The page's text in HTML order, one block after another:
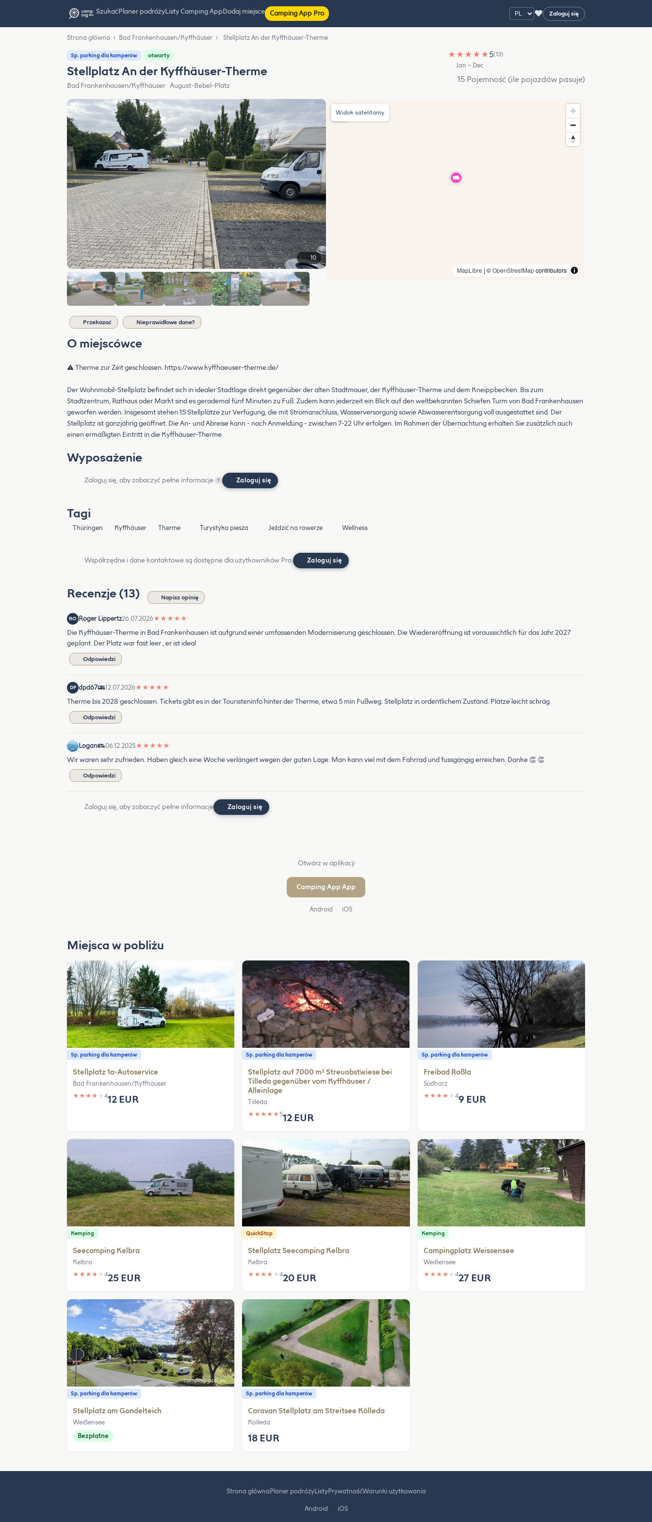
SzukaćPlaner podróżyListy Camping AppDodaj miejsce Camping App Pro ♥ Zaloguj się
Strona główna › Bad Frankenhausen/Kyffhäuser › Stellplatz An der Kyffhäuser-Therme
Sp. parking dla kamperów otwarty
Stellplatz An der Kyffhäuser-Therme
Bad Frankenhausen/Kyffhäuser · August-Bebel-Platz
★ ★ ★ ★ ★5(13)
Jan – Dec
15 Pojemność (ile pojazdów pasuje)
10
MapLibre | ©OpenStreetMapcontributors
Widok satelitarny
Przekazać Nieprawidłowe dane?
O miejscówce
⚠️ Therme zur Zeit geschlossen. https://www.kyffhaeuser-therme.de/
Der Wohnmobil-Stellplatz befindet sich in idealer Stadtlage direkt gegenüber der alten Stadtmauer, der Kyffhäuser-Therme und dem Kneippbecken. Bis zum
Stadtzentrum, Rathaus oder Markt sind es gerademal fünf Minuten zu Fuß. Zudem kann jederzeit ein Blick auf den weltbekannten Schiefen Turm von Bad Frankenhausen
geworfen werden. Insgesamt stehen 15 Stellplätze zur Verfügung, die mit Stromanschluss, Wasserversorgung sowie Abwasserentsorgung voll ausgestattet sind. Der
Stellplatz ist ganzjährig geöffnet. Die An- und Abreise kann - nach Anmeldung - zwischen 7-22 Uhr erfolgen. Im Rahmen der Übernachtung erhalten Sie zusätzlich auch
einen ermäßigten Eintritt in die Kyffhäuser-Therme.
Wyposażenie
Zaloguj się, aby zobaczyć pełne informacje ? Zaloguj się
Tagi
Thüringen Kyffhäuser Therme Turystyka piesza Jeździć na rowerze Wellness
Współrzędne i dane kontaktowe są dostępne dla użytkowników Pro. Zaloguj się
Recenzje (13) Napisz opinię
RO Roger Lippertz26.07.2026★ ★ ★ ★ ★
Die Kyffhäuser-Therme in Bad Frankenhausen ist aufgrund einer umfassenden Modernisierung geschlossen. Die Wiedereröffnung ist voraussichtlich für das Jahr 2027
geplant. Der Platz war fast leer , er ist ideal
Odpowiedzi
DP dpd67 12.07.2026★ ★ ★ ★ ★
Therme bis 2028 geschlossen. Tickets gibt es in der Touristeninfo hinter der Therme, etwa 5 min Fußweg. Stellplatz in ordentlichem Zustand. Plätze leicht schräg.
Odpowiedzi
Logan 06.12.2025★ ★ ★ ★ ★
Wir waren sehr zufrieden. Haben gleich eine Woche verlängert wegen der guten Lage. Man kann viel mit dem Fahrrad und fussgängig erreichen. Danke 👏 👏
Odpowiedzi
Zaloguj się, aby zobaczyć pełne informacje Zaloguj się
Otwórz w aplikacji
Camping App App
Android iOS
Miejsca w pobliżu
Sp. parking dla kamperów
Stellplatz 1a-Autoservice
Bad Frankenhausen/Kyffhäuser
★ ★ ★ ★ ★ 412 EUR
Sp. parking dla kamperów
Stellplatz auf 7000 m² Streuobstwiese bei
Tilleda gegenüber vom Kyffhäuser /
Alleinlage
Tilleda
★ ★ ★ ★ ★512 EUR
Sp. parking dla kamperów
Freibad Roßla
Südharz
★ ★ ★ ★ ★ 49 EUR
Kemping
Seecamping Kelbra
Kelbra
★ ★ ★ ★ ★ 425 EUR
QuickStop
Stellplatz Seecamping Kelbra
Kelbra
★ ★ ★ ★ ★420 EUR
Kemping
Campingplatz Weissensee
Weißensee
★ ★ ★ ★ ★ 427 EUR
Sp. parking dla kamperów
Stellplatz am Gondelteich
Weißensee
Bezpłatne
Sp. parking dla kamperów
Caravan Stellplatz am Streitsee Kölleda
Kölleda
18 EUR
Strona główna Planer podróżyListyPrywatnośćWarunki użytkowania
Android iOS